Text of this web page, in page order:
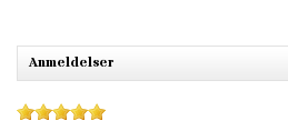
Anmeldelser